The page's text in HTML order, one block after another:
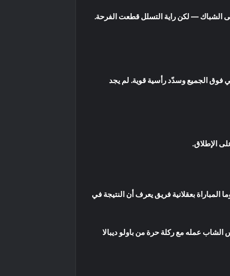
الشباك — لكن راية التسلل قطعت الفرحة.
فوق الجميع وسدّد رأسية قوية. لم يجد
الإطلاق.
المباراة بعقلانية فريق يعرف أن النتيجة في
الشاب عمله مع ركلة حرة من باولو ديبالا